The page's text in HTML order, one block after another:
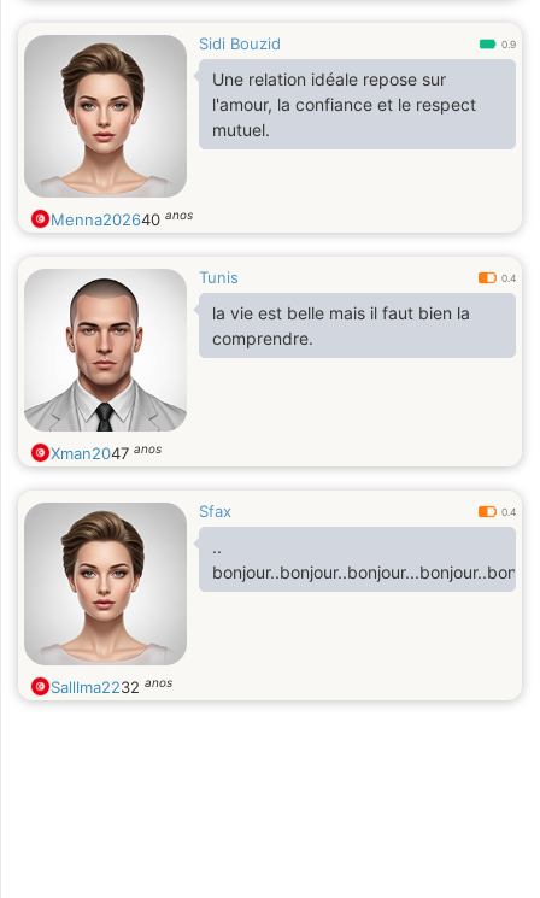
Sidi Bouzid 0.9
Une relation idéale repose sur
l'amour, la confiance et le respect
mutuel.
Menna202640 anos
Tunis 0.4
la vie est belle mais il faut bien la
comprendre.
Xman2047 anos
Sfax 0.4
..
Salllma2232 anos